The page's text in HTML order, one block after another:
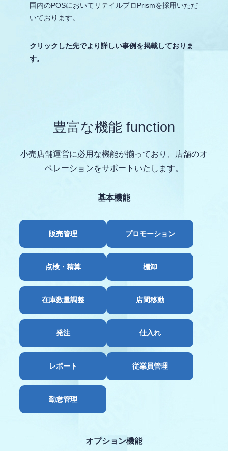
国内のPOSにおいてリテイルプロPrismを採用いただ
いております。
クリックした先でより詳しい事例を掲載しておりま
す。
豊富な機能 function
小売店舗運営に必用な機能が揃っており、店舗のオ
ペレーションをサポートいたします。
基本機能
販売管理 プロモーション
点検・精算 棚卸
在庫数量調整 店間移動
発注 仕入れ
レポート 従業員管理
勤怠管理
オプション機能